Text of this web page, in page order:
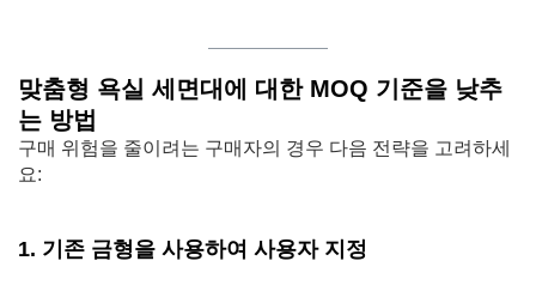
맞춤형 욕실 세면대에 대한 MOQ 기준을 낮추
는 방법
구매 위험을 줄이려는 구매자의 경우 다음 전략을 고려하세
요:
1. 기존 금형을 사용하여 사용자 지정